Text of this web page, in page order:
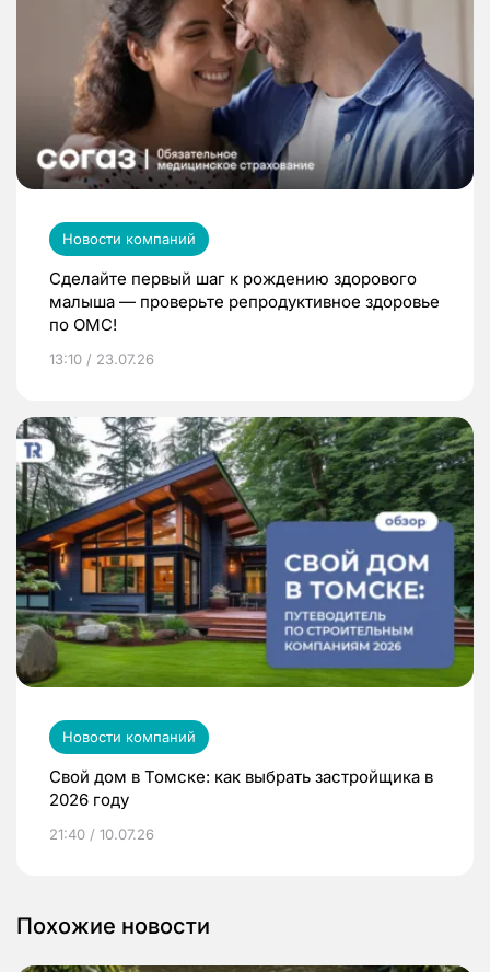
Новости компаний
Сделайте первый шаг к рождению здорового
малыша — проверьте репродуктивное здоровье
по ОМС!
13:10 / 23.07.26
Новости компаний
Свой дом в Томске: как выбрать застройщика в
2026 году
21:40 / 10.07.26
Похожие новости